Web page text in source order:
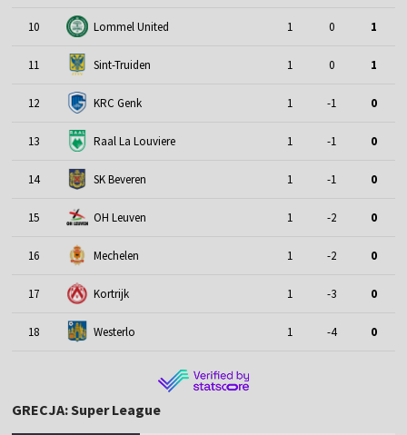
10 Lommel United 1 0 1
11 Sint-Truiden 1 0 1
12 KRC Genk 1 -1 0
13 Raal La Louviere 1 -1 0
14 SK Beveren 1 -1 0
15 OH Leuven 1 -2 0
16 Mechelen 1 -2 0
17 Kortrijk 1 -3 0
18 Westerlo 1 -4 0
GRECJA: Super League